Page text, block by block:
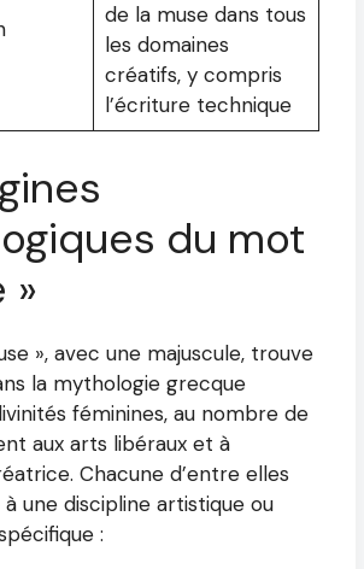
de la muse dans tous
les domaines
créatifs, y compris
l’écriture technique
du mot
»
», avec une majuscule, trouve
la mythologie grecque
féminines, au nombre de
aux arts libéraux et à
Chacune d’entre elles
une discipline artistique ou
: